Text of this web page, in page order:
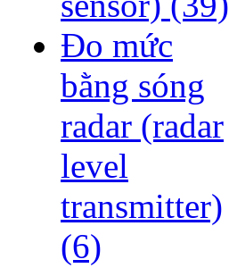
Đo mức
bằng sóng
radar (radar
level
transmitter)
(6)